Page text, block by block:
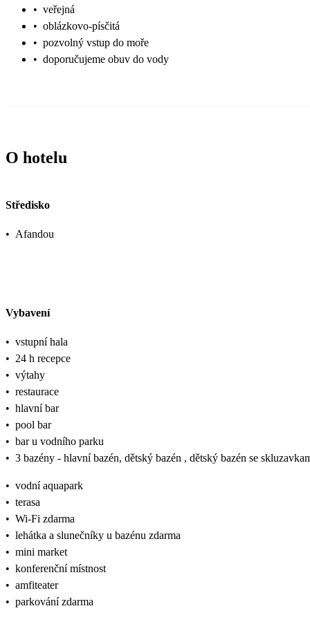
• veřejná
• oblázkovo-písčitá
• pozvolný vstup do moře
• doporučujeme obuv do vody
O hotelu
Středisko
• Afandou
Vybavení
• vstupní hala
• 24 h recepce
• výtahy
• restaurace
• hlavní bar
• pool bar
• bar u vodního parku
• 3 bazény - hlavní bazén, dětský bazén , dětský bazén se
• vodní aquapark
• terasa
• Wi-Fi zdarma
• lehátka a slunečníky u bazénu zdarma
• mini market
• konferenční místnost
• amfiteater
• parkování zdarma